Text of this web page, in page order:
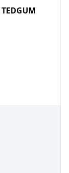
TEDGUM